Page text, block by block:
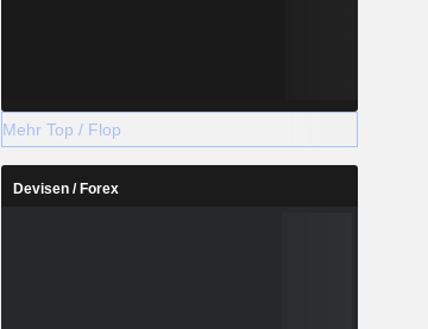
Mehr Top / Flop
Devisen / Forex